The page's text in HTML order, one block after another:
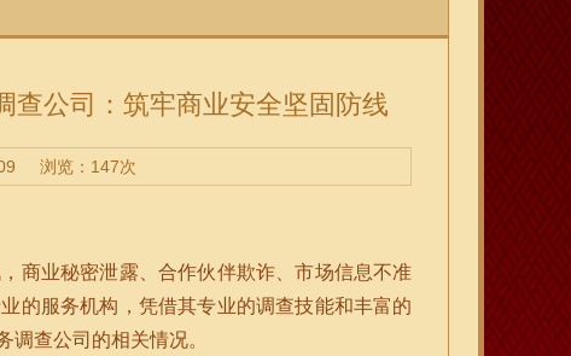
查公司：筑牢商业安全坚固防线
浏览：147次
商业秘密泄露、合作伙伴欺诈、市场信息不准
的服务机构，凭借其专业的调查技能和丰富的
查公司的相关情况。